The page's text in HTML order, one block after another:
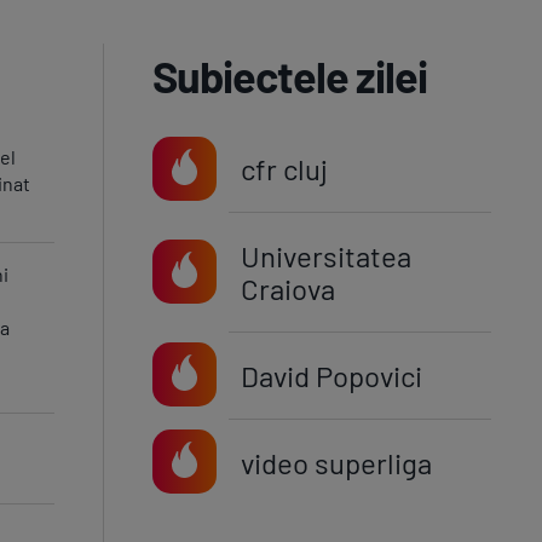
Subiectele zilei
cfr cluj
Universitatea
Craiova
David Popovici
video superliga